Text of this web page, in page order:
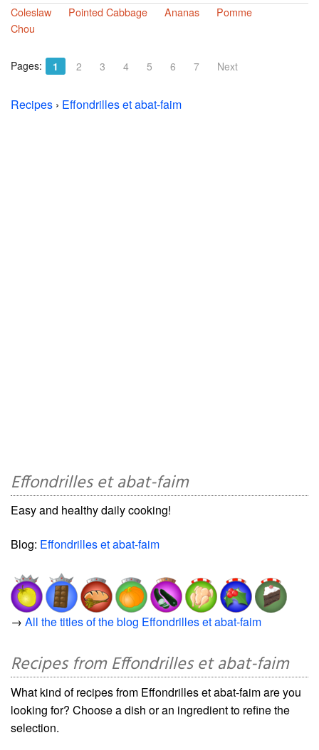
Coleslaw
Pointed Cabbage Ananas
Pomme
Chou
Pages: 1 2 3 4 5 6 7 Next
Recipes › Effondrilles et abat-faim
Effondrilles et abat-faim
Easy and healthy daily cooking!
Blog: Effondrilles et abat-faim
→ All the titles of the blog Effondrilles et abat-faim
Recipes from Effondrilles et abat-faim
What kind of recipes from Effondrilles et abat-faim are you
looking for? Choose a dish or an ingredient to refine the
selection.